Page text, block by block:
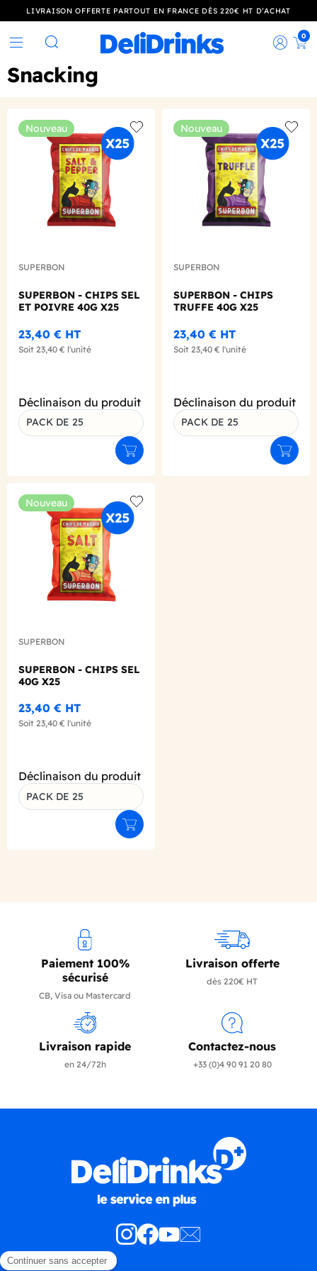
LIVRAISON OFFERTE PARTOUT EN FRANCE DÈS 220€ HT D’ACHAT
Rechercher
0
Snacking
Nouveau
Add to wishlist
SUPERBON
SUPERBON - CHIPS SEL
ET POIVRE 40G X25
23,40 € HT
Soit 23,40 € l'unité
Déclinaison du produit
PACK DE 25
Ajouter au panier
Nouveau
Add
SUPERBON
SUPERBON - CHIPS
TRUFFE 40G X25
23,40 € HT
Soit 23,40 € l'unité
Déclinaison du produit
PACK DE 25
Nouveau
Add to wishlist
SUPERBON
SUPERBON - CHIPS SEL
40G X25
23,40 € HT
Soit 23,40 € l'unité
Déclinaison du produit
PACK DE 25
Ajouter au panier
Paiement 100%
sécurisé
CB, Visa ou Mastercard
Livraison offerte
dès 220€ HT
Livraison rapide
en 24/72h
Contactez-nous
+33 (0)4 90 91 20 80